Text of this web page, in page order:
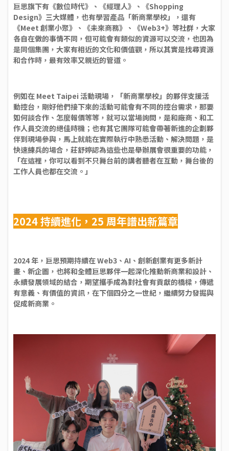
巨思旗下有《數位時代》、《經理人》、《Shopping
Design》三大媒體，也有學習產品「新商業學校」，還有
《Meet 創業小聚》、《未來商務》、《Web3+》等社群，大家
各自在做的事情不同，但可能會有類似的資源可以交流，也因為
是同個集團，大家有相近的文化和價值觀，所以其實是找尋資源
和合作時，最有效率又親近的管道。
例如在 Meet Taipei 活動現場，「新商業學校」的夥伴支援活
動控台，剛好他們接下來的活動可能會有不同的控台需求，那要
如何談合作、怎麼報價等等，就可以當場詢問，是和廠商、和工
作人員交流的絕佳時機；也有其它團隊可能會帶著新進的企劃夥
伴到現場參與，馬上就能在實際執行中熟悉活動、解決問題，是
快速練兵的場合，莊舒婷認為這些也是舉辦展會很重要的功能，
「在這裡，你可以看到不只舞台前的講者聽者在互動，舞台後的
工作人員也都在交流。」
2024 持續進化，25 周年譜出新篇章
2024 年，巨思預期持續在 Web3、AI、創新創業有更多新計
畫、新企圖，也將和全體巨思夥伴一起深化推動新商業和設計、
永續發展領域的結合，期望攜手成為對社會有貢獻的橋樑，傳遞
有意義、有價值的資訊，在下個四分之一世紀，繼續努力發掘與
促成新商業。